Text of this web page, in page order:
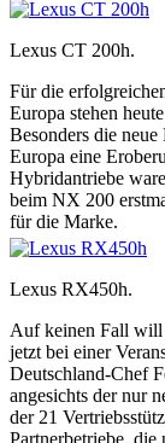
Lexus CT 200h.
Für die
Europa stehen
Besonders die
Europa eine
Hybridantriebe
beim NX 200
für die Marke.
Lexus RX450h.
Auf keinen Fall will
jetzt bei einer
Deutschland-Chef
angesichts der nur
der 21
Partnerbetriebe, die